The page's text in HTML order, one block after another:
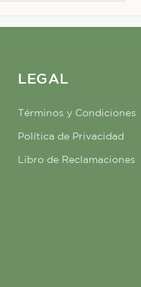
LEGAL
Términos y Condiciones
Política de Privacidad
Libro de Reclamaciones